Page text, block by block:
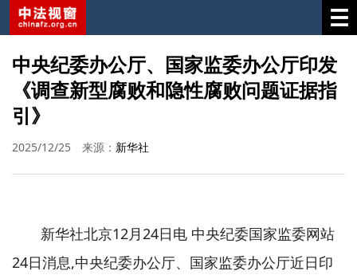
中央纪委办公厅、国家监委办公厅印发
《调查新型腐败和隐性腐败问题证据指
引》
2025/12/25 来源： 新华社
新华社北京12月24日电 中央纪委国家监委网站
24日消息,中央纪委办公厅、国家监委办公厅近日印